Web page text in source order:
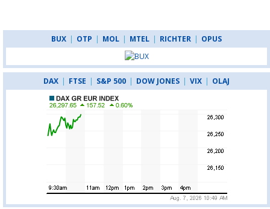
BUX | OTP | MOL | MTEL | RICHTER | OPUS
DAX | FTSE | S&P 500 | DOW JONES | VIX | OLAJ